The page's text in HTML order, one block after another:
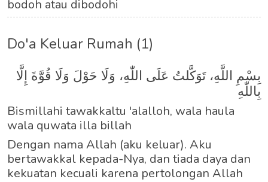
bodoh atau dibodohi
Do'a Keluar Rumah (1)
بِسْمِ اللَّهِ، تَوَكَّلتُ عَلَى اللّٰهِ، وَلَا حَوْلَ وَلَا قُوَّةَ إِلَّا
بِاللّٰهِ
Bismillahi tawakkaltu 'alalloh, wala haula
wala quwata illa billah
Dengan nama Allah (aku keluar). Aku
bertawakkal kepada-Nya, dan tiada daya dan
kekuatan kecuali karena pertolongan Allah